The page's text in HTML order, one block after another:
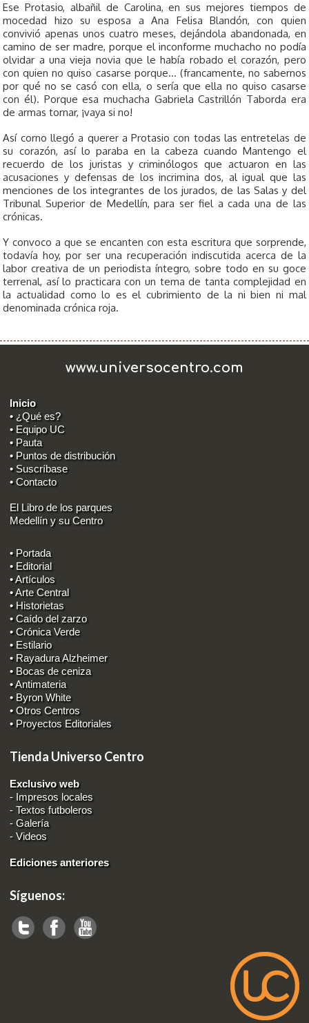
Ese Protasio, albañil de Carolina, en sus mejores tiempos de
mocedad hizo su esposa a Ana Felisa Blandón, con quien
convivió apenas unos cuatro meses, dejándola abandonada, en
camino de ser madre, porque el inconforme muchacho no podía
olvidar a una vieja novia que le había robado el corazón, pero
con quien no quiso casarse porque... (francamente, no sabernos
por qué no se casó con ella, o sería que ella no quiso casarse
con él). Porque esa muchacha Gabriela Castrillón Taborda era
de armas tornar, ¡vaya si no!
Así corno llegó a querer a Protasio con todas las entretelas de
su corazón, así lo paraba en la cabeza cuando Mantengo el
recuerdo de los juristas y criminólogos que actuaron en las
acusaciones y defensas de los incrimina­ dos, al igual que las
menciones de los integrantes de los jurados, de las Salas y del
Tribunal Superior de Medellín, para ser fiel a cada una de las
crónicas.
Y convoco a que se encanten con esta escritura que sorprende,
todavía hoy, por ser una recuperación indiscutida acerca de la
labor creativa de un periodista íntegro, sobre todo en su goce
terrenal, así lo practicara con un tema de tanta complejidad en
la actualidad como lo es el cubrimiento de la ni bien ni mal
denominada crónica roja.
www.universocentro.com
Inicio
• ¿Qué es?
• Equipo UC
• Pauta
• Puntos de distribución
• Suscríbase
• Contacto
El Libro de los parques
Medellín y su Centro
• Portada
• Editorial
• Artículos
• Arte Central
• Historietas
• Caído del zarzo
• Crónica Verde
• Estilario
• Rayadura Alzheimer
• Bocas de ceniza
• Antimateria
• Byron White
• Otros Centros
• Proyectos Editoriales
Tienda Universo Centro
Exclusivo web
- Impresos locales
-Textos futboleros
-Galería
-Videos
Ediciones anteriores
Síguenos: